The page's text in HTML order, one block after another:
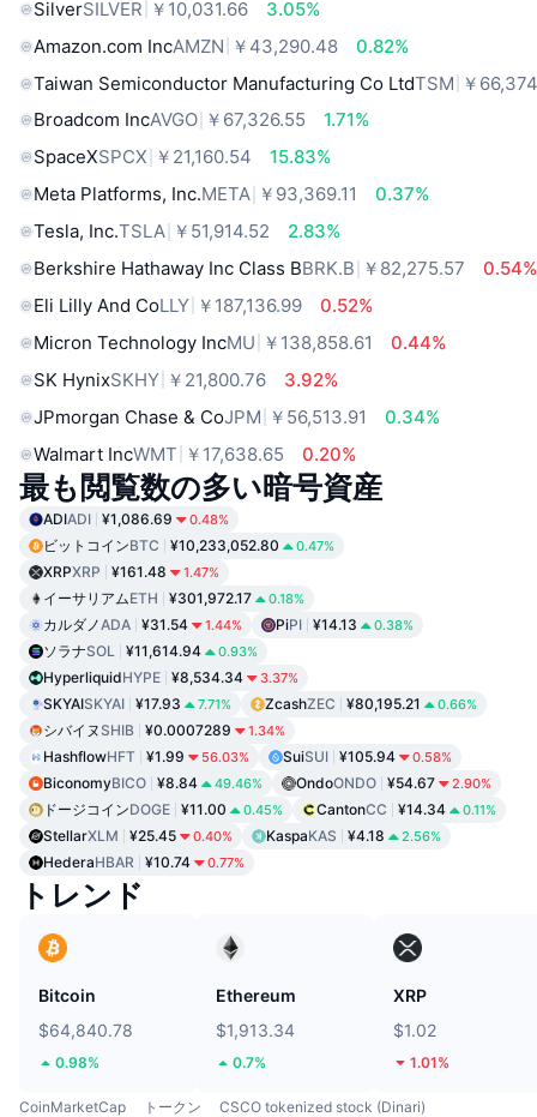
SilverSILVER ￥10,031.66
3.05%
Amazon.com IncAMZN ￥43,290.48
0.82%
Taiwan Semiconductor Manufacturing Co LtdTSM ￥
Broadcom IncAVGO ￥67,326.55
1.71%
SpaceXSPCX ￥21,160.54
15.83%
Meta Platforms, Inc.META ￥93,369.11
0.37%
Tesla, Inc.TSLA ￥51,914.52
2.83%
Berkshire Hathaway Inc Class BBRK.B ￥82,275.57
0.54%
Eli Lilly And CoLLY ￥187,136.99
0.52%
Micron Technology IncMU ￥138,858.61
0.44%
SK HynixSKHY ￥21,800.76
3.92%
JPmorgan Chase & CoJPM ￥56,513.91
0.34%
Walmart IncWMT ￥17,638.65 0.20%
最も閲覧数の多い暗号資産
ADIADI ¥1,086.69 0.48%
ビットコインBTC ¥10,233,052.80 0.47%
XRPXRP ¥161.48 1.47%
イーサリアムETH ¥301,972.17 0.18%
カルダノADA ¥31.54 1.44% PiPI ¥14.13 0.38%
ソラナSOL ¥11,614.94 0.93%
HyperliquidHYPE ¥8,534.34 3.37%
SKYAISKYAI ¥17.93 7.71% ZcashZEC ¥80,195.21 0.66%
シバイヌ SHIB ¥0.0007289 1.34%
HashflowHFT ¥1.99 56.03% SuiSUI ¥105.94 0.58%
BiconomyBICO ¥8.84 49.46% OndoONDO ¥54.67 2.90%
ドージコインDOGE ¥11.00 0.45% CantonCC ¥14.34 0.11%
StellarXLM ¥25.45 0.40% KaspaKAS ¥4.18 2.56%
HederaHBAR ¥10.74 0.77%
トレンド
Bitcoin
$64,840.78
0.98%
Ethereum
$1,913.34
0.7%
XRP
$1.02
1.01%
CoinMarketCap トークン CSCO tokenized stock (Dinari)